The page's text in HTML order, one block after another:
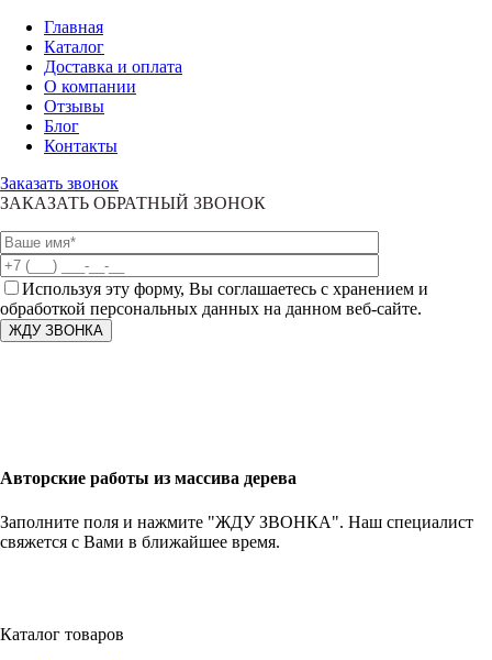
Главная
Каталог
Доставка и оплата
О компании
Отзывы
Блог
Контакты
Заказать звонок
ЗАКАЗАТЬ ОБРАТНЫЙ ЗВОНОК
Используя эту форму, Вы соглашаетесь с хранением и
обработкой персональных данных на данном веб-сайте.
Авторские работы из массива дерева
Заполните поля и нажмите "ЖДУ ЗВОНКА". Наш специалист
свяжется с Вами в ближайшее время.
Каталог товаров